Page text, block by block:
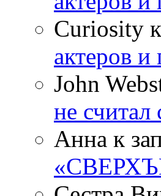
Curiosity
актеров
John
не
Анна к